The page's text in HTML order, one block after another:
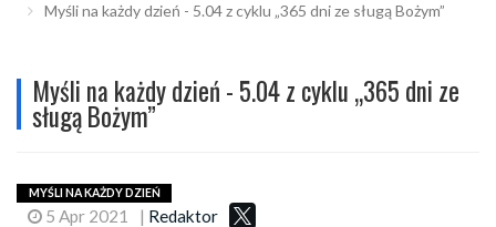
Myśli na każdy dzień - 5.04 z cyklu „365 dni ze sługą Bożym”
Myśli na każdy dzień - 5.04 z cyklu „365 dni ze
sługą Bożym”
MYŚLI NA KAŻDY DZIEŃ
5 Apr 2021 | Redaktor